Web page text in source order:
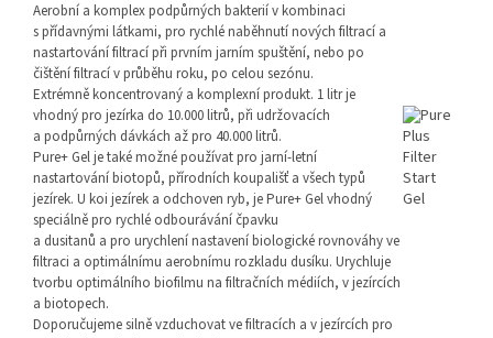
Aerobní a komplex podpůrných bakterií v kombinaci
s přídavnými látkami, pro rychlé naběhnutí nových filtrací a
nastartování filtrací při prvním jarním spuštění, nebo po
čištění filtrací v průběhu roku, po celou sezónu.
Extrémně koncentrovaný a komplexní produkt. 1 litr je
vhodný pro jezírka do 10.000 litrů, při udržovacích
a podpůrných dávkách až pro 40.000 litrů.
Pure+ Gel je také možné používat pro jarní-letní
nastartování biotopů, přírodních koupališť a všech typů
jezírek. U koi jezírek a odchoven ryb, je Pure+ Gel vhodný
speciálně pro rychlé odbourávání čpavku
a dusitanů a pro urychlení nastavení biologické rovnováhy ve
filtraci a optimálnímu aerobnímu rozkladu dusíku. Urychluje
tvorbu optimálního biofilmu na filtračních médiích, v jezírcích
a biotopech.
Doporučujeme silně vzduchovat ve filtracích a v jezírcích pro